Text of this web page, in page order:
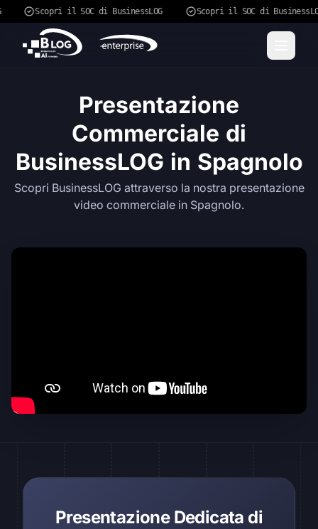
Scopri il SOC di BusinessLOG Scopri il SOC di
Presentazione
Commerciale di
BusinessLOG in Spagnolo
Scopri BusinessLOG attraverso la nostra presentazione
video commerciale in Spagnolo.
Presentazione Dedicata di